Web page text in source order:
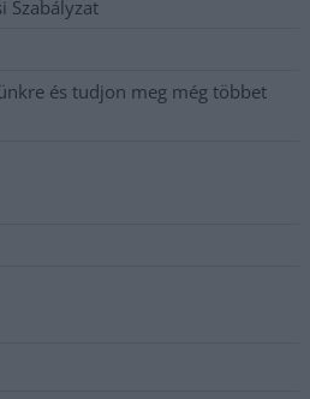
Szabályzat
és tudjon meg még többet